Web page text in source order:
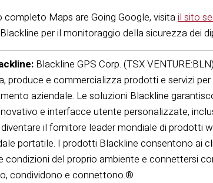
Maps are Going Google, visitail sito
per il monitoraggio della sicurezza dei
Blackline GPS Corp. (TSX
produce e commercializza prodotti e servizi
aziendale. Le soluzioni Blackline
e interfacce utente personalizzate,
il fornitore leader mondiale di prodotti
portatile. I prodotti Blackline consentono ai
condizioni del proprio ambiente e connettersi
condividono e connettono.®